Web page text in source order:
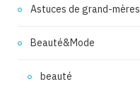
Astuces de grand-mères
Beauté&Mode
beauté